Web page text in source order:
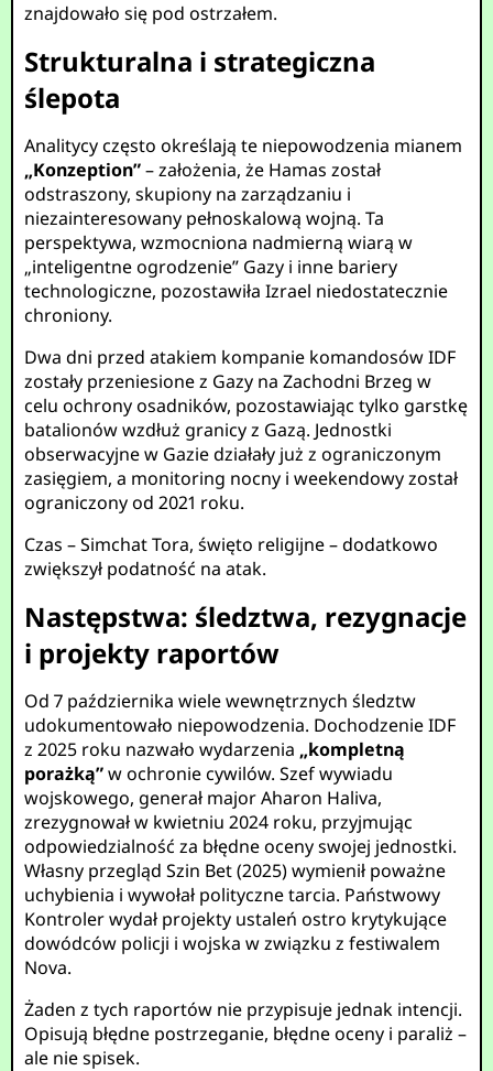
znajdowało się pod ostrzałem.
Strukturalna i strategiczna
ślepota
Analitycy często określają te niepowodzenia mianem
„Konzeption”– założenia, że Hamas został
odstraszony, skupiony na zarządzaniu i
niezainteresowany pełnoskalową wojną. Ta
perspektywa, wzmocniona nadmierną wiarą w
„inteligentne ogrodzenie” Gazy i inne bariery
technologiczne, pozostawiła Izrael niedostatecznie
chroniony.
Dwa dni przed atakiem kompanie komandosów IDF
zostały przeniesione z Gazy na Zachodni Brzeg w
celu ochrony osadników, pozostawiając tylko garstkę
batalionów wzdłuż granicy z Gazą. Jednostki
obserwacyjne w Gazie działały już z ograniczonym
zasięgiem, a monitoring nocny i weekendowy został
ograniczony od 2021 roku.
Czas – Simchat Tora, święto religijne – dodatkowo
zwiększył podatność na atak.
Następstwa: śledztwa, rezygnacje
i projekty raportów
Od 7 października wiele wewnętrznych śledztw
udokumentowało niepowodzenia. Dochodzenie IDF
z 2025 roku nazwało wydarzenia „kompletną
porażką”w ochronie cywilów. Szef wywiadu
wojskowego, generał major Aharon Haliva,
zrezygnował w kwietniu 2024 roku, przyjmując
odpowiedzialność za błędne oceny swojej jednostki.
Własny przegląd Szin Bet (2025) wymienił poważne
uchybienia i wywołał polityczne tarcia. Państwowy
Kontroler wydał projekty ustaleń ostro krytykujące
dowódców policji i wojska w związku z festiwalem
Nova.
Żaden z tych raportów nie przypisuje jednak intencji.
Opisują błędne postrzeganie, błędne oceny i paraliż –
ale nie spisek.